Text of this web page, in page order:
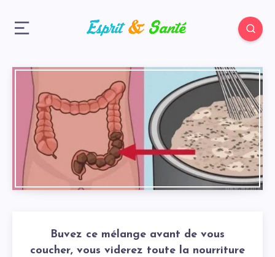
Buvez ce mélange avant de vous
coucher, vous viderez toute la nourriture